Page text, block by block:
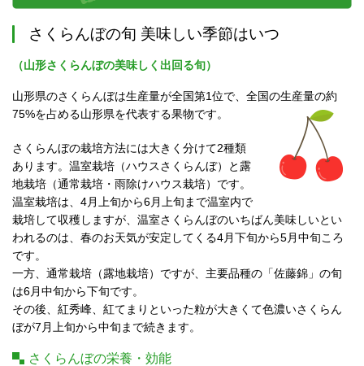
採用情報
健康管理のご担当者様へ 受診者の方へ
医療機関の健康診断
ご担当者様へ
さくらんぼの旬 美味しい季節はいつ
（山形さくらんぼの美味しく出回る旬）
山形県のさくらんぼは生産量が全国第1位で、全国の生産量の約
75%を占める山形県を代表する果物です。
さくらんぼの栽培方法には大きく分けて2種類
あります。温室栽培（ハウスさくらんぼ）と露
地栽培（通常栽培・雨除けハウス栽培）です。
温室栽培は、4月上旬から6月上旬まで温室内で
栽培して収穫しますが、温室さくらんぼのいちばん美味しいとい
われるのは、春のお天気が安定してくる4月下旬から5月中旬ころ
です。
一方、通常栽培（露地栽培）ですが、主要品種の「佐藤錦」の旬
は6月中旬から下旬です。
その後、紅秀峰、紅てまりといった粒が大きくて色濃いさくらん
ぼが7月上旬から中旬まで続きます。
さくらんぼの栄養・効能